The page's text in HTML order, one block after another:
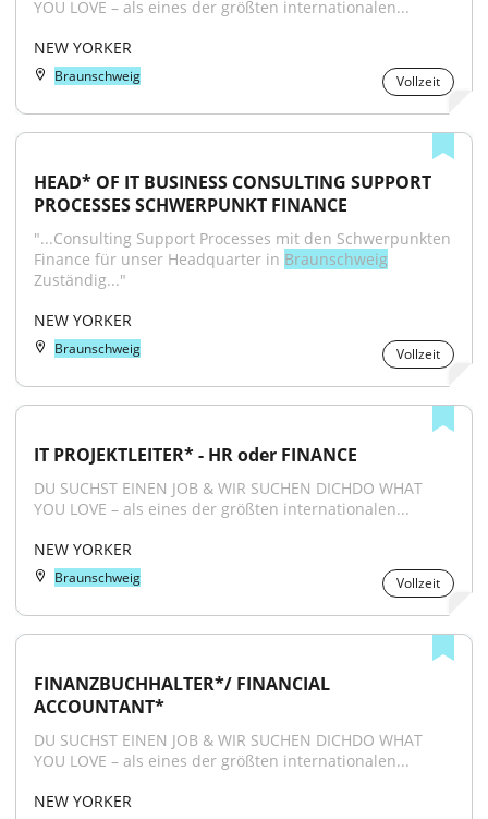
YOU LOVE – als eines der größten internationalen...
NEW YORKER
Braunschweig Vollzeit
HEAD* OF IT BUSINESS CONSULTING SUPPORT
PROCESSES SCHWERPUNKT FINANCE
"...Consulting Support Processes mit den Schwerpunkten
Finance für unser Headquarter in Braunschweig
Zuständig..."
NEW YORKER
Braunschweig Vollzeit
IT PROJEKTLEITER* - HR oder FINANCE
DU SUCHST EINEN JOB & WIR SUCHEN DICHDO WHAT
YOU LOVE – als eines der größten internationalen...
NEW YORKER
Braunschweig Vollzeit
FINANZBUCHHALTER*/ FINANCIAL
ACCOUNTANT*
DU SUCHST EINEN JOB & WIR SUCHEN DICHDO WHAT
YOU LOVE – als eines der größten internationalen...
NEW YORKER